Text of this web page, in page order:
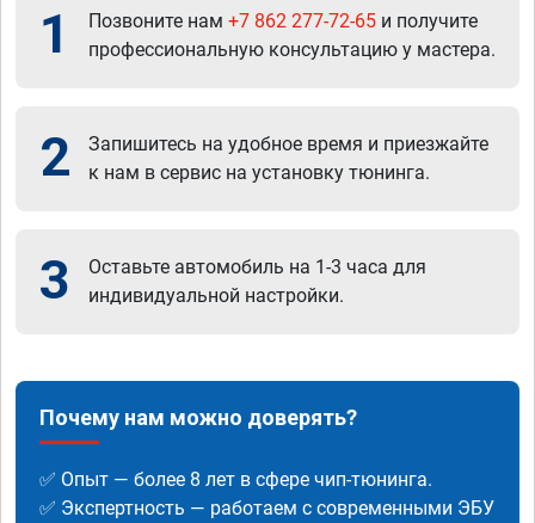
1 Позвоните нам +7 862 277-72-65 и получите
профессиональную консультацию у мастера.
2
Запишитесь на удобное время и приезжайте
к нам в сервис на установку тюнинга.
3
Оставьте автомобиль на 1-3 часа для
индивидуальной настройки.
Почему нам можно доверять?
✅ Опыт — более 8 лет в сфере чип-тюнинга.
✅ Экспертность — работаем с современными ЭБУ